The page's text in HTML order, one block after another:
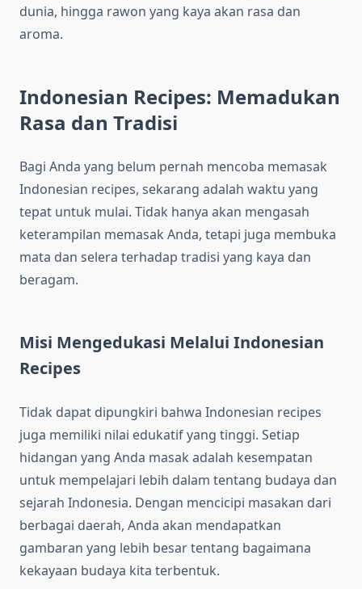
dunia, hingga rawon yang kaya akan rasa dan
aroma.
Indonesian Recipes: Memadukan
Rasa dan Tradisi
Bagi Anda yang belum pernah mencoba memasak
Indonesian recipes, sekarang adalah waktu yang
tepat untuk mulai. Tidak hanya akan mengasah
keterampilan memasak Anda, tetapi juga membuka
mata dan selera terhadap tradisi yang kaya dan
beragam.
Misi Mengedukasi Melalui Indonesian
Recipes
Tidak dapat dipungkiri bahwa Indonesian recipes
juga memiliki nilai edukatif yang tinggi. Setiap
hidangan yang Anda masak adalah kesempatan
untuk mempelajari lebih dalam tentang budaya dan
sejarah Indonesia. Dengan mencicipi masakan dari
berbagai daerah, Anda akan mendapatkan
gambaran yang lebih besar tentang bagaimana
kekayaan budaya kita terbentuk.